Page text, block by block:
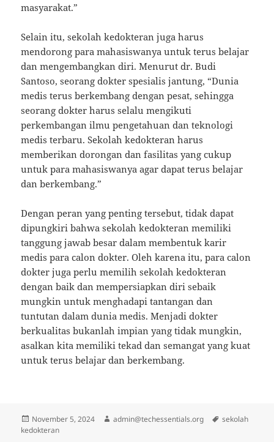
masyarakat.”
Selain itu, sekolah kedokteran juga harus
mendorong para mahasiswanya untuk terus belajar
dan mengembangkan diri. Menurut dr. Budi
Santoso, seorang dokter spesialis jantung, “Dunia
medis terus berkembang dengan pesat, sehingga
seorang dokter harus selalu mengikuti
perkembangan ilmu pengetahuan dan teknologi
medis terbaru. Sekolah kedokteran harus
memberikan dorongan dan fasilitas yang cukup
untuk para mahasiswanya agar dapat terus belajar
dan berkembang.”
Dengan peran yang penting tersebut, tidak dapat
dipungkiri bahwa sekolah kedokteran memiliki
tanggung jawab besar dalam membentuk karir
medis para calon dokter. Oleh karena itu, para calon
dokter juga perlu memilih sekolah kedokteran
dengan baik dan mempersiapkan diri sebaik
mungkin untuk menghadapi tantangan dan
tuntutan dalam dunia medis. Menjadi dokter
berkualitas bukanlah impian yang tidak mungkin,
asalkan kita memiliki tekad dan semangat yang kuat
untuk terus belajar dan berkembang.
Posted
on
November 5, 2024 Author
admin@techessentials.org Tags
sekolah
kedokteran